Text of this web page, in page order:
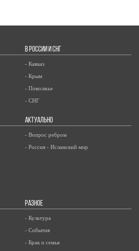
В РОССИИ И СНГ
- Кавказ
- Крым
- Поволжье
- СНГ
АКТУАЛЬНО
- Вопрос ребром
- Россия - Исламский мир
РАЗНОЕ
- Культура
- События
- Брак и семья